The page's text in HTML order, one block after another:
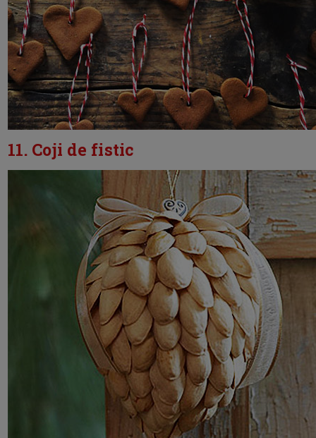
11. Coji de fistic